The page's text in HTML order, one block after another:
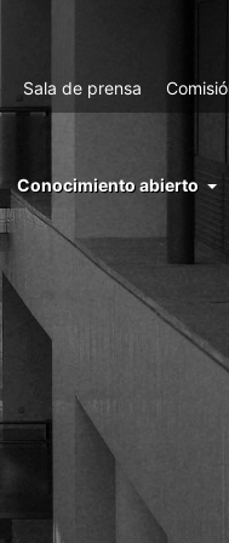
Sala de prensa
menu
right
cchs
conocimiento
abierto
Conocimiento abierto